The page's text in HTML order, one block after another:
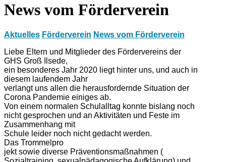
News vom Förderverein
Aktuelles Förderverein News vom Förderverein
Liebe Eltern und Mitglieder des Fördervereins der
GHS Groß Ilsede,
ein besonderes Jahr 2020 liegt hinter uns, und auch in
diesem laufendem Jahr
verlangt uns allen die herausfordernde Situation der
Corona Pandemie einiges ab.
Von einem normalen Schulalltag konnte bislang noch
nicht gesprochen und an Aktivitäten und Feste im
Zusammenhang mit
Schule leider noch nicht gedacht werden.
Das Trommelpro
jekt sowie diverse Präventionsmaßnahmen (